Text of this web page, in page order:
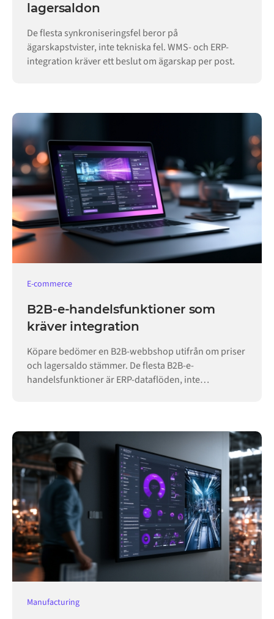
lagersaldon
De flesta synkroniseringsfel beror på
ägarskapstvister, inte tekniska fel. WMS- och ERP-
integration kräver ett beslut om ägarskap per post.
E-commerce
B2B-e-handelsfunktioner som
kräver integration
Köpare bedömer en B2B-webbshop utifrån om priser
och lagersaldo stämmer. De flesta B2B-e-
handelsfunktioner är ERP-dataflöden, inte
Manufacturing